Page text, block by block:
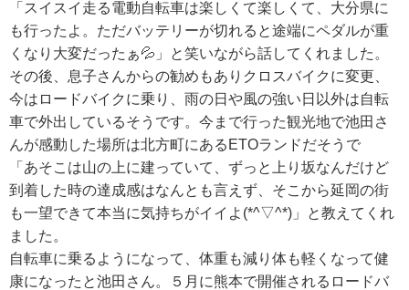
「スイスイ走る電動自転車は楽しくて楽しくて、大分県に
も行ったよ。ただバッテリーが切れると途端にペダルが重
くなり大変だったぁ💦」と笑いながら話してくれました。
その後、息子さんからの勧めもありクロスバイクに変更、
今はロードバイクに乗り、雨の日や風の強い日以外は自転
車で外出しているそうです。今まで行った観光地で池田さ
んが感動した場所は北方町にあるETOランドだそうで
「あそこは山の上に建っていて、ずっと上り坂なんだけど
到着した時の達成感はなんとも言えず、そこから延岡の街
も一望できて本当に気持ちがイイよ(*^▽^*)」と教えてくれ
ました。
自転車に乗るようになって、体重も減り体も軽くなって健
康になったと池田さん。５月に熊本で開催されるロードバ